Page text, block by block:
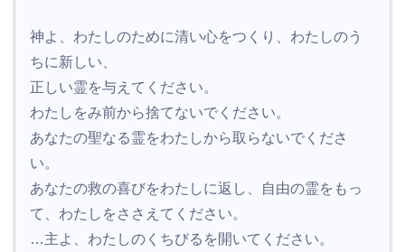
神よ、わたしのために清い心をつくり、わたしのう
ちに新しい、
正しい霊を与えてください。
わたしをみ前から捨てないでください。
あなたの聖なる霊をわたしから取らないでくださ
い。
あなたの救の喜びをわたしに返し、自由の霊をもっ
て、わたしをささえてください。
…主よ、わたしのくちびるを開いてください。